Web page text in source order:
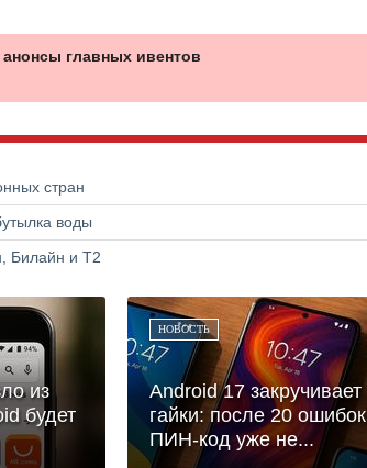
главных ивентов
стран
воды
Билайн и Т2
из
будет
НОВОСТЬ
Android 17 закручивает
гайки: после 20 ошибок
ПИН-код уже не...